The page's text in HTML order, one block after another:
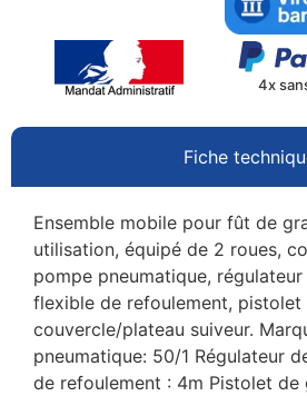
4x
Fiche
Ensemble mobile pour fût de
utilisation, équipé de 2 roues,
pompe pneumatique,
flexible de refoulement, pistolet
couvercle/plateau suiveur.
pneumatique: 50/1 Régulateur
de refoulement : 4m Pistolet de